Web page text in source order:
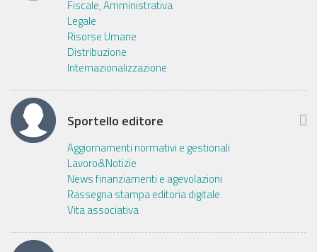
Fiscale, Amministrativa
Legale
Risorse Umane
Distribuzione
Internazionalizzazione
Sportello editore
Aggiornamenti normativi e gestionali
Lavoro&Notizie
News finanziamenti e agevolazioni
Rassegna stampa editoria digitale
Vita associativa